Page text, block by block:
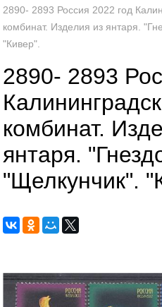
2890- 2893 Россия 2022 год
комбинат. Изделия из янтаря.
"Кивер".
2890- 2893
комбинат.
янтаря.
"Щелкунчик".